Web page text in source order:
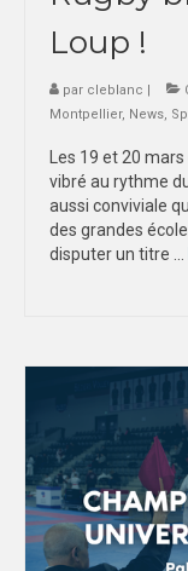
SPORTS IND
NUITS
Loup !
par cleblanc
Montpellier, News,
Les 19 et 20
vibré au rythme
aussi conviviale
des grandes
disputer un titre …